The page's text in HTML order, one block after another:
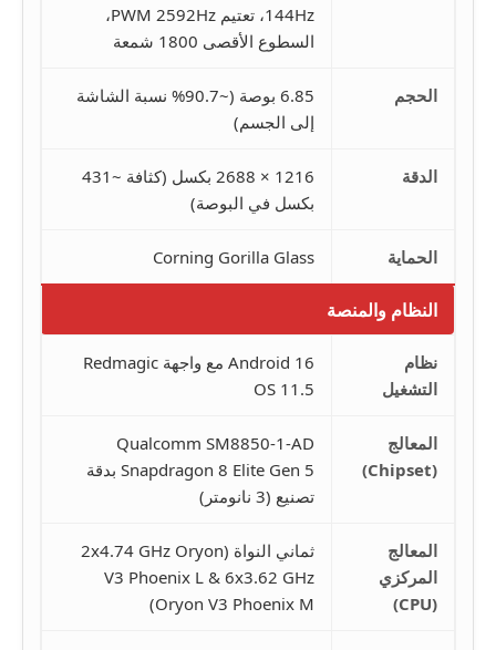
144Hz، تعتيم PWM 2592Hz،
السطوع الأقصى 1800 شمعة
الحجم
6.85 بوصة (~90.7% نسبة الشاشة
إلى الجسم)
الدقة
1216 × 2688 بكسل (كثافة ~431
بكسل في البوصة)
الحماية Corning Gorilla Glass
النظام والمنصة
نظام
التشغيل
Android 16 مع واجهة Redmagic
OS 11.5
المعالج
(Chipset)
Qualcomm SM8850-1-AD
Snapdragon 8 Elite Gen 5 بدقة
تصنيع (3 نانومتر)
المعالج
المركزي
(CPU)
ثماني النواة (2x4.74 GHz Oryon
V3 Phoenix L & 6x3.62 GHz
Oryon V3 Phoenix M)